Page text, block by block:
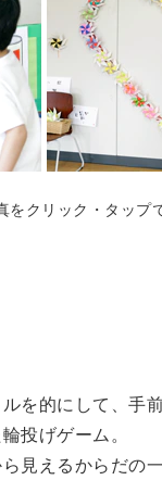
をクリック・タップ
を的にして、手
投げゲーム。
見えるからだの